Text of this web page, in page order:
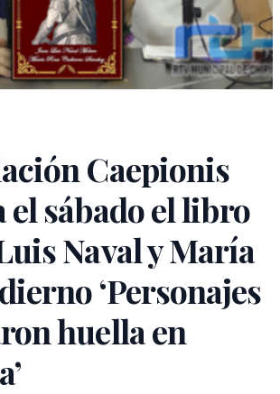
Caepionis
el sábado el libro
Naval y María
‘Personajes
huella en